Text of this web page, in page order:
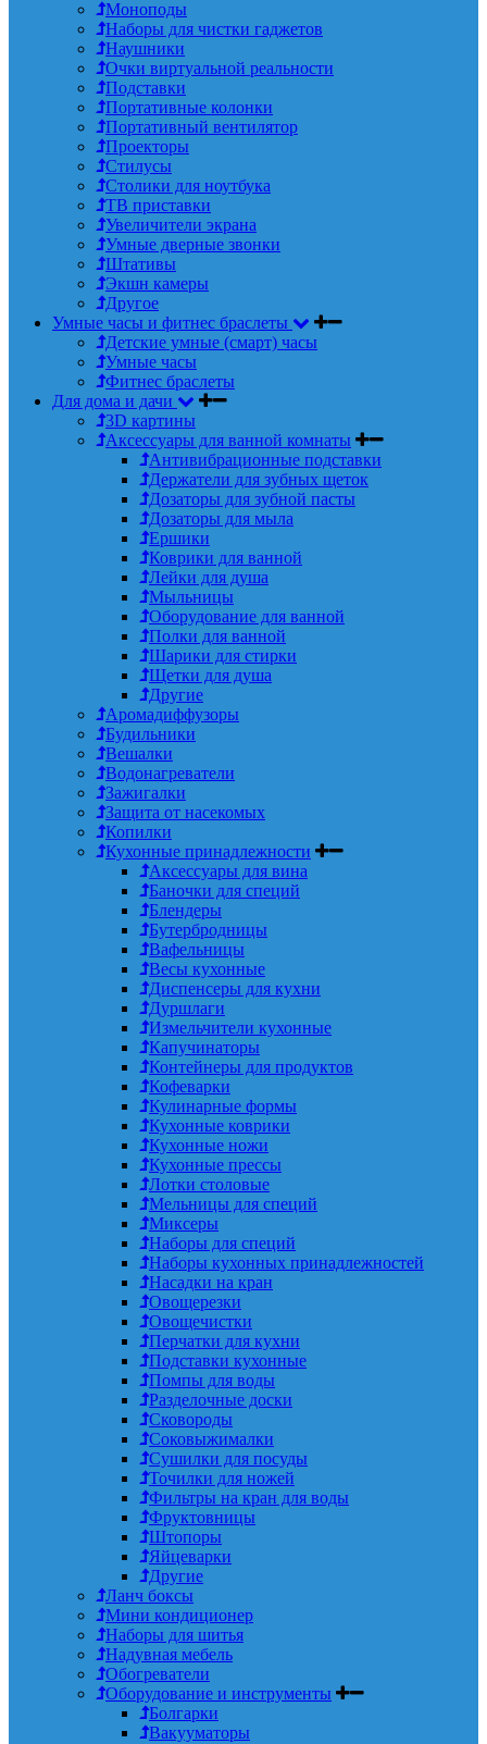
Моноподы
Наборы для чистки гаджетов
Наушники
Очки виртуальной реальности
Подставки
Портативные колонки
Портативный вентилятор
Проекторы
Стилусы
Столики для ноутбука
ТВ приставки
Увеличители экрана
Умные дверные звонки
Штативы
Экшн камеры
Другое
Умные часы и фитнес браслеты
Детские умные (смарт) часы
Умные часы
Фитнес браслеты
Для дома и дачи
3D картины
Аксессуары для ванной комнаты
Антивибрационные подставки
Держатели для зубных щеток
Дозаторы для зубной пасты
Дозаторы для мыла
Ершики
Коврики для ванной
Лейки для душа
Мыльницы
Оборудование для ванной
Полки для ванной
Шарики для стирки
Щетки для душа
Другие
Аромадиффузоры
Будильники
Вешалки
Водонагреватели
Зажигалки
Защита от насекомых
Копилки
Кухонные принадлежности
Аксессуары для вина
Баночки для специй
Блендеры
Бутербродницы
Вафельницы
Весы кухонные
Диспенсеры для кухни
Дуршлаги
Измельчители кухонные
Капучинаторы
Контейнеры для продуктов
Кофеварки
Кулинарные формы
Кухонные коврики
Кухонные ножи
Кухонные прессы
Лотки столовые
Мельницы для специй
Миксеры
Наборы для специй
Наборы кухонных принадлежностей
Насадки на кран
Овощерезки
Овощечистки
Перчатки для кухни
Подставки кухонные
Помпы для воды
Разделочные доски
Сковороды
Соковыжималки
Сушилки для посуды
Точилки для ножей
Фильтры на кран для воды
Фруктовницы
Штопоры
Яйцеварки
Другие
Ланч боксы
Мини кондиционер
Наборы для шитья
Надувная мебель
Обогреватели
Оборудование и инструменты
Болгарки
Вакууматоры